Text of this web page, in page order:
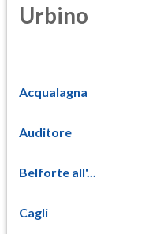
Urbino
Acqualagna
Auditore
Belforte all'...
Cagli